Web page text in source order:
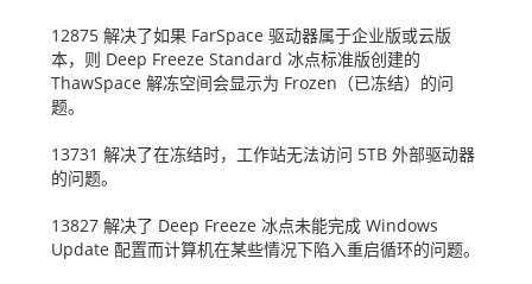
12875 解决了如果 FarSpace 驱动器属于企业版或云版
本，则 Deep Freeze Standard 冰点标准版创建的
ThawSpace 解冻空间会显示为 Frozen （已冻结）的问
题。
13731 解决了在冻结时，工作站无法访问 5TB 外部驱动器
的问题。
13827 解决了 Deep Freeze 冰点未能完成 Windows
Update 配置而计算机在某些情况下陷入重启循环的问题。